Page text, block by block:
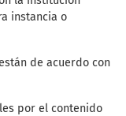
instancia o
de acuerdo con
por el contenido